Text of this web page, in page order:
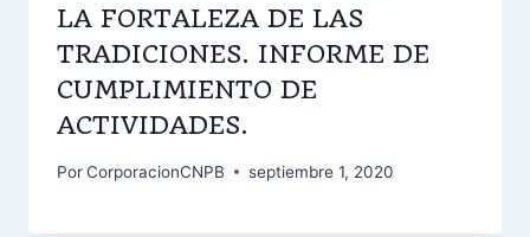
LA FORTALEZA DE LAS
TRADICIONES. INFORME DE
CUMPLIMIENTO DE
ACTIVIDADES.
PorCorporacionCNPB septiembre 1, 2020